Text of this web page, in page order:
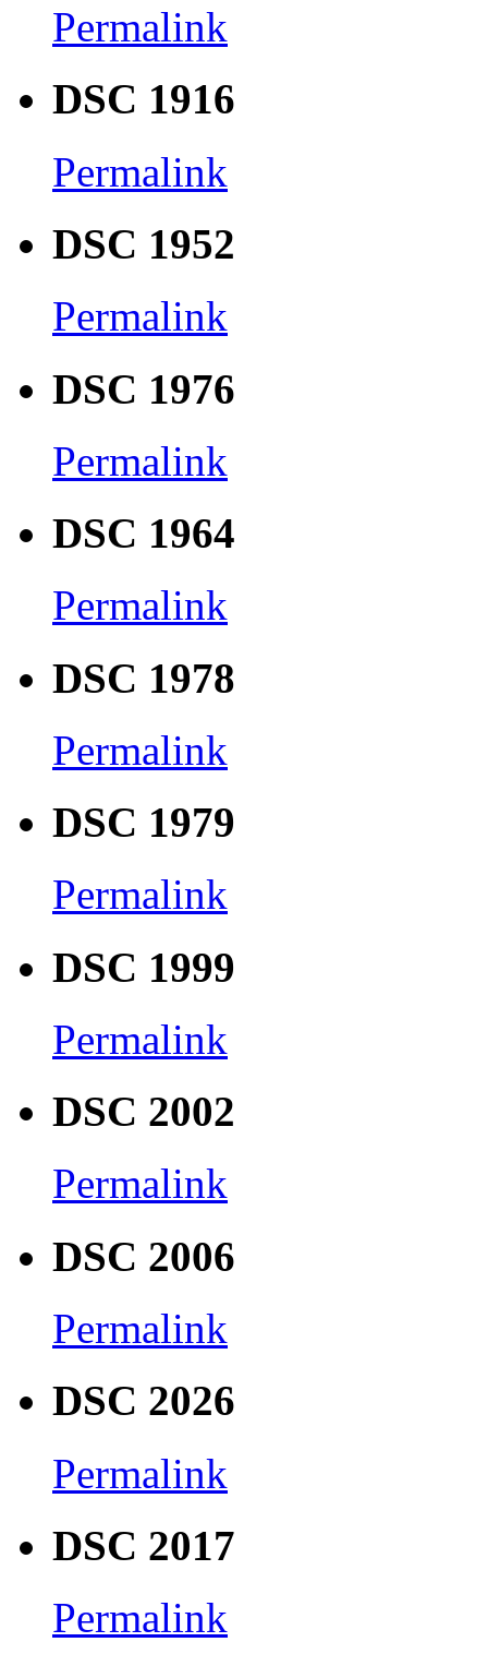
Permalink
DSC 1916
Permalink
DSC 1952
Permalink
DSC 1976
Permalink
DSC 1964
Permalink
DSC 1978
Permalink
DSC 1979
Permalink
DSC 1999
Permalink
DSC 2002
Permalink
DSC 2006
Permalink
DSC 2026
Permalink
DSC 2017
Permalink